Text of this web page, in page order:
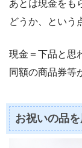
あとは現金をも
どうか、という
現金＝下品と思
同額の商品券等
お祝いの品